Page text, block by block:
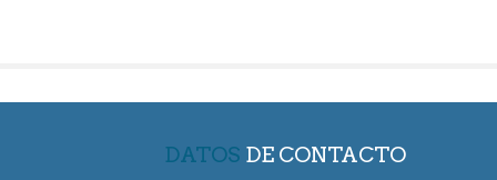
DATOS DE CONTACTO